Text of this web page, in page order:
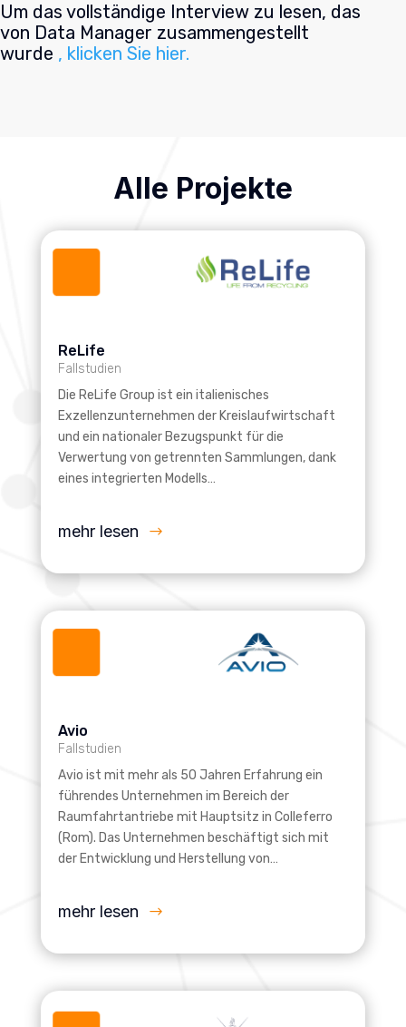
Um das vollständige Interview zu lesen, das
von Data Manager zusammengestellt
wurde , klicken Sie hier.
Alle Projekte
ReLife
Fallstudien
Die ReLife Group ist ein italienisches
Exzellenzunternehmen der Kreislaufwirtschaft
und ein nationaler Bezugspunkt für die
Verwertung von getrennten Sammlungen, dank
eines integrierten Modells…
mehr lesen
Avio
Fallstudien
Avio ist mit mehr als 50 Jahren Erfahrung ein
führendes Unternehmen im Bereich der
Raumfahrtantriebe mit Hauptsitz in Colleferro
(Rom). Das Unternehmen beschäftigt sich mit
der Entwicklung und Herstellung von…
mehr lesen